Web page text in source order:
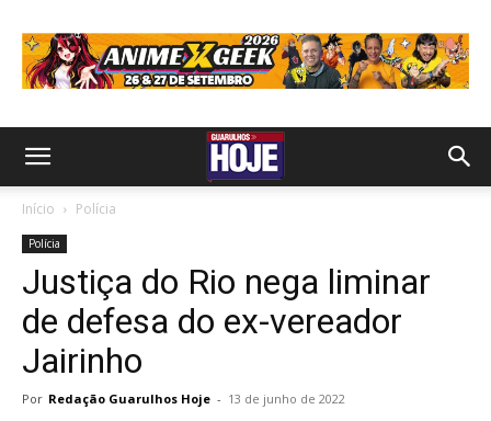
Início Polícia
Polícia
Justiça do Rio nega liminar
de defesa do ex-vereador
Jairinho
Por Redação Guarulhos Hoje - 13 de junho de 2022